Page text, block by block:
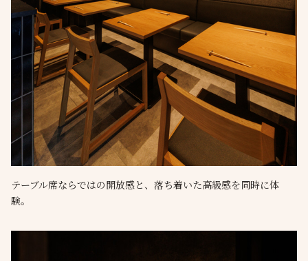
テーブル席ならではの開放感と、落ち着いた高級感を同時に体
験。